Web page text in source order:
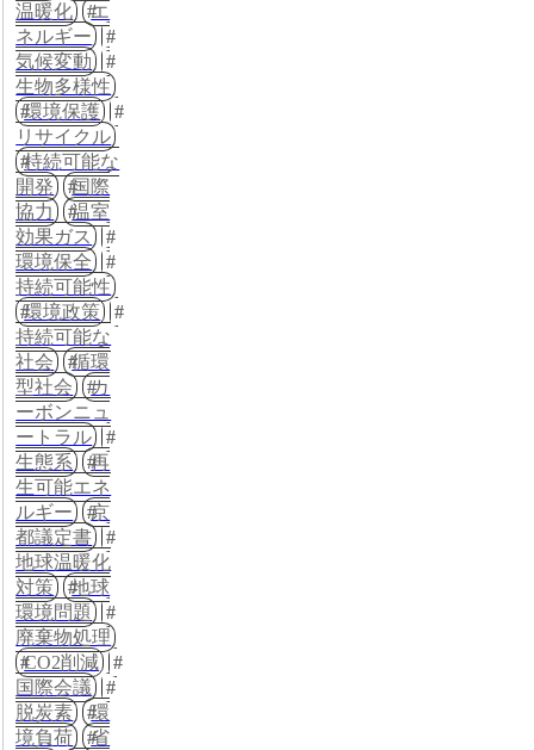
温暖化
エ
ネルギー
気候変動
生物多様性
環境保護
リサイクル
持続可能な
開発
国際
協力
温室
効果ガス
環境保全
持続可能性
環境政策
持続可能な
社会
循環
型社会
カ
ーボンニュ
ートラル
生態系
再
生可能エネ
ルギー
京
都議定書
地球温暖化
対策
地球
環境問題
廃棄物処理
CO2削減
国際会議
脱炭素
環
境負荷
省